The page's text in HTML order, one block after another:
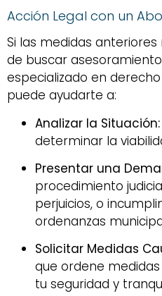
Acción Legal con un
Si las medidas
de buscar
especializado en
puede ayudarte a:
Analizar la Situación:
determinar la
Presentar una
procedimiento
perjuicios, o
ordenanzas
Solicitar Medidas
que ordene
tu seguridad y